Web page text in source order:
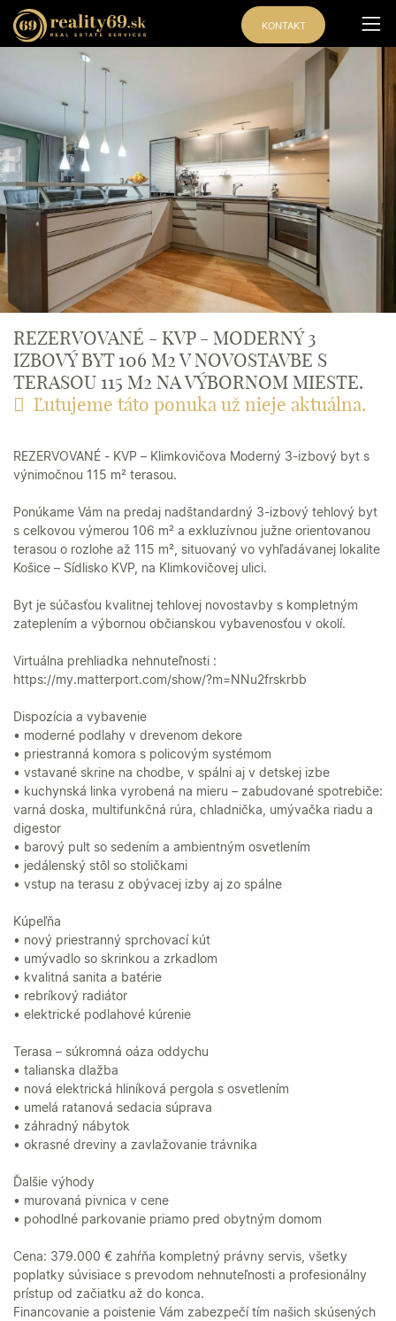
KONTAKT
REZERVOVANÉ - KVP - MODERNÝ 3
IZBOVÝ BYT 106 M2 V NOVOSTAVBE S
TERASOU 115 M2 NA VÝBORNOM MIESTE.
Ľutujeme táto ponuka už nieje aktuálna.
REZERVOVANÉ - KVP – Klimkovičova Moderný 3-izbový byt s
výnimočnou 115 m² terasou.
Ponúkame Vám na predaj nadštandardný 3-izbový tehlový byt
s celkovou výmerou 106 m² a exkluzívnou južne orientovanou
terasou o rozlohe až 115 m², situovaný vo vyhľadávanej lokalite
Košice – Sídlisko KVP, na Klimkovičovej ulici.
Byt je súčasťou kvalitnej tehlovej novostavby s kompletným
zateplením a výbornou občianskou vybavenosťou v okolí.
Virtuálna prehliadka nehnuteľnosti :
https://my.matterport.com/show/?m=NNu2frskrbb
Dispozícia a vybavenie
• moderné podlahy v drevenom dekore
• priestranná komora s policovým systémom
• vstavané skrine na chodbe, v spálni aj v detskej izbe
• kuchynská linka vyrobená na mieru – zabudované spotrebiče:
varná doska, multifunkčná rúra, chladnička, umývačka riadu a
digestor
• barový pult so sedením a ambientným osvetlením
• jedálenský stôl so stoličkami
• vstup na terasu z obývacej izby aj zo spálne
Kúpeľňa
• nový priestranný sprchovací kút
• umývadlo so skrinkou a zrkadlom
• kvalitná sanita a batérie
• rebríkový radiátor
• elektrické podlahové kúrenie
Terasa – súkromná oáza oddychu
• talianska dlažba
• nová elektrická hliníková pergola s osvetlením
• umelá ratanová sedacia súprava
• záhradný nábytok
• okrasné dreviny a zavlažovanie trávnika
Ďalšie výhody
• murovaná pivnica v cene
• pohodlné parkovanie priamo pred obytným domom
Cena: 379.000 € zahŕňa kompletný právny servis, všetky
poplatky súvisiace s prevodom nehnuteľnosti a profesionálny
prístup od začiatku až do konca.
Financovanie a poistenie Vám zabezpečí tím našich skúsených